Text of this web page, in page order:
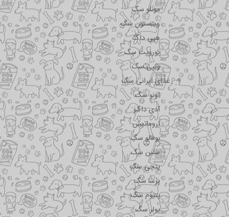
مونلو سگ
وینستون سگ
هپی داگ
یوروپت سگ
ونپی سگ
غذای ایرانی سگ
اونو سگ
آدی داگ
اروماتیش
بوفالو سگ
سلبن سگ
پتچی سگ
پرسا سگ
پتیوم سگ
پولر سگ